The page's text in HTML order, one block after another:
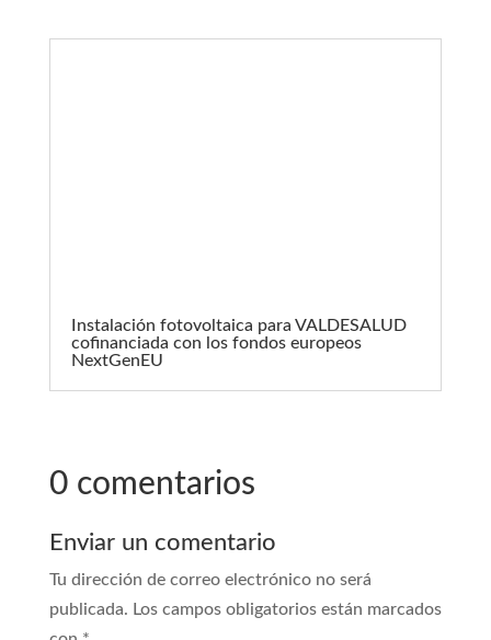
Instalación fotovoltaica para VALDESALUD
cofinanciada con los fondos europeos
NextGenEU
0 comentarios
Enviar un comentario
Tu dirección de correo electrónico no será
publicada. Los campos obligatorios están marcados